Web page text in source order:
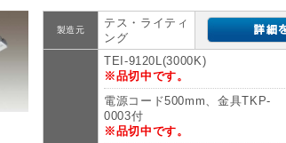
製造元
テス・ライティ
ング
TEI-9120L(3000K)
※品切中です。
電源コード500mm、金具TKP-
0003付
※品切中です。